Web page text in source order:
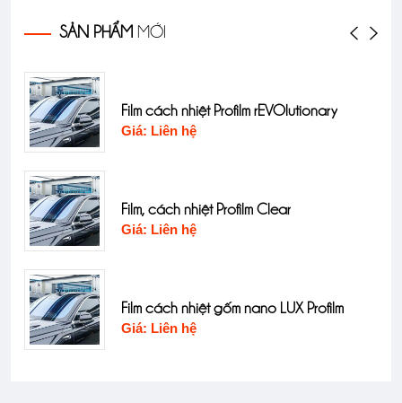
SẢN PHẨM MỚI
Film cách nhiệt Profilm rEVOlutionary
Giá: Liên hệ
Film, cách nhiệt Profilm Clear
Giá: Liên hệ
Film cách nhiệt gốm nano LUX Profilm
Giá: Liên hệ